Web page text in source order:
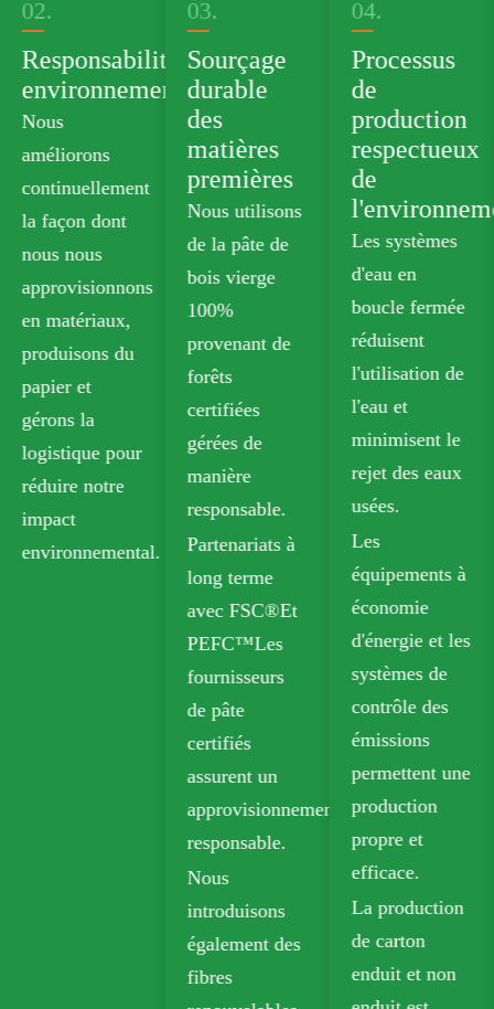
Sourçage
durable
des
matières
premières
Nous utilisons
bois vierge
100%
provenant de
forêts
certifiées
gérées de
manière
Partenariats à
approvisionnement
Processus
de
production
respectueux
de
l'environnement
Les systèmes
d'eau en
boucle fermée
réduisent
l'utilisation de
l'eau et
minimisent le
rejet des eaux
usées.
Les
équipements à
économie
d'énergie et les
systèmes de
contrôle des
émissions
permettent une
production
propre et
efficace.
La production
de carton
enduit et non
verts
Nous
cartons de
qualité
alimentaire
sans
qui répondent
aux normes
sécurité pour
les contacts
alimentaires.
Nos options
comprennent
la boîte
(FBB) et la
planche en
ivoire pour
emballage
durable.
Le papier
est largement
utilisé dans
emballages à
emporter,